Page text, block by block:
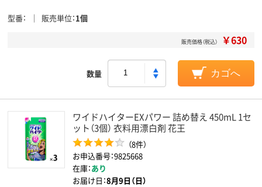
型番 販売単位 1個
販売価格（税込） ￥630
数量 カゴへ
ワイドハイターEXパワー 詰め替え 450mL 1セ
ット（3個） 衣料用漂白剤 花王
（8件）
お申込番号：9825668
在庫：あり
お届け日：8月9日（日）